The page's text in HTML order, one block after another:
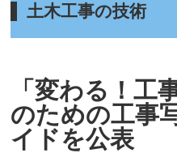
土木工事の技術
「変わる！工
のための工事
イドを公表